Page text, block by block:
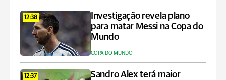
12:38
Investigação revela plano
para matar Messi na Copa do
Mundo
COPA DO MUNDO
12:37
Sandro Alex terá maior